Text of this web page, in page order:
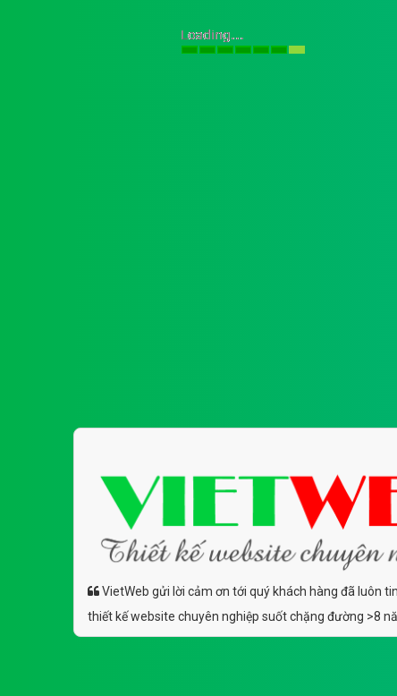
VietWeb gửi lời cảm ơn tới quý khách hàng đã luôn
thiết kế website chuyên nghiệp suốt chặng đường >8